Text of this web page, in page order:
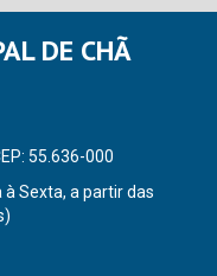
DE CHÃ
55.636-000
Sexta, a partir das